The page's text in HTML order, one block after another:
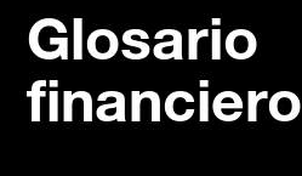
Glosario
financiero